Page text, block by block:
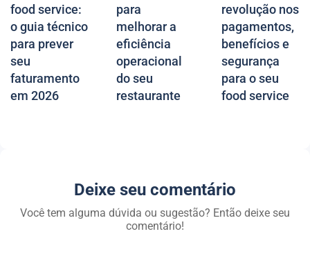
food service:
o guia técnico
para prever
seu
faturamento
em 2026
para
melhorar a
eficiência
operacional
do seu
restaurante
revolução nos
pagamentos,
benefícios e
segurança
para o seu
food service
Deixe seu comentário
Você tem alguma dúvida ou sugestão? Então deixe seu
comentário!